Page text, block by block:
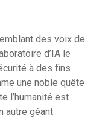
des voix de
d’IA le
à des fins
une noble quête
l’humanité est
autre géant